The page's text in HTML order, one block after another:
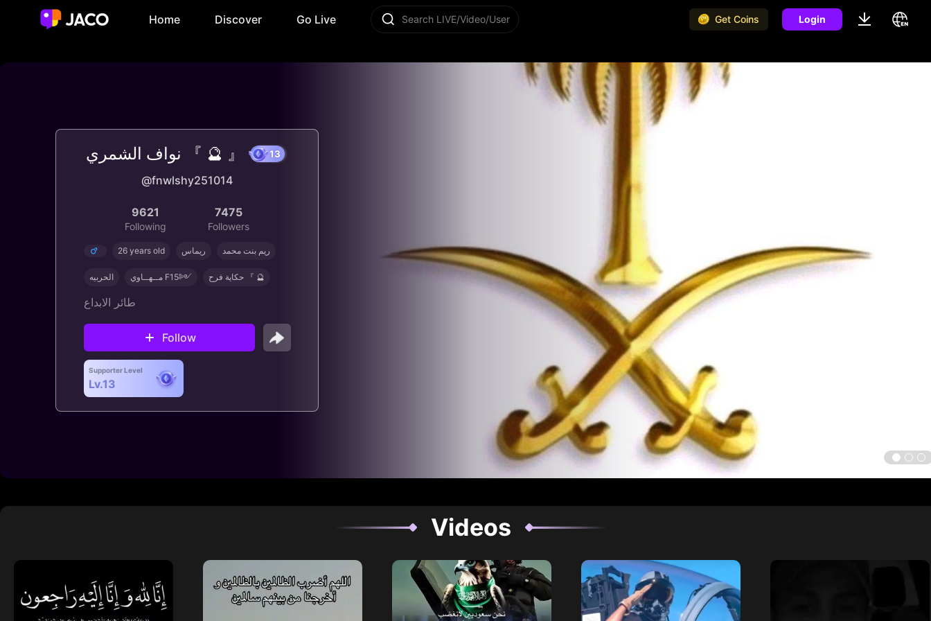
Home Discover Go Live Search LIVE/Video/User Get Coins Login
نواف الشمري 『 🔮 』⁠
@fnwlshy251014
9621
Following
7475
Followers
26 years old ريماس ريم بنت محمد
الحربيه مــهــاوي F15༻ حكاية فرح 『 🔮
طائر الابداع
Follow
Supporter Level
Lv.13
Videos